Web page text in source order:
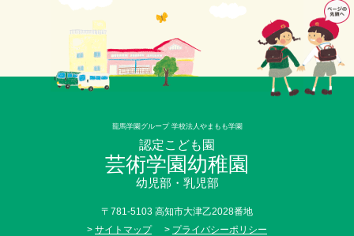
龍馬学園グループ 学校法人やまもも学園
認定こども園
芸術学園幼稚園
幼児部・乳児部
〒781-5103 高知市大津乙2028番地
> サイトマップ > プライバシーポリシー